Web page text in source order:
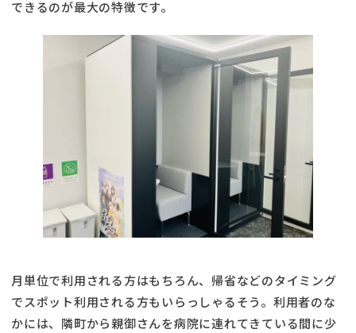
できるのが最大の特徴です。
月単位で利用される方はもちろん、帰省などのタイミング
でスポット利用される方もいらっしゃるそう。利用者のな
かには、隣町から親御さんを病院に連れてきている間に少